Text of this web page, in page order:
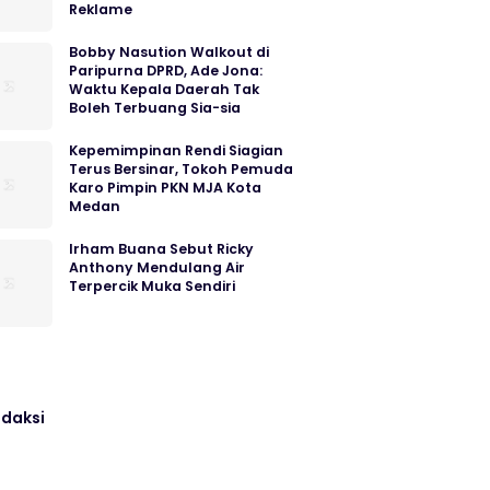
Reklame
Bobby Nasution Walkout di
Paripurna DPRD, Ade Jona:
Waktu Kepala Daerah Tak
Boleh Terbuang Sia-sia
Kepemimpinan Rendi Siagian
Terus Bersinar, Tokoh Pemuda
Karo Pimpin PKN MJA Kota
Medan
Irham Buana Sebut Ricky
Anthony Mendulang Air
Terpercik Muka Sendiri